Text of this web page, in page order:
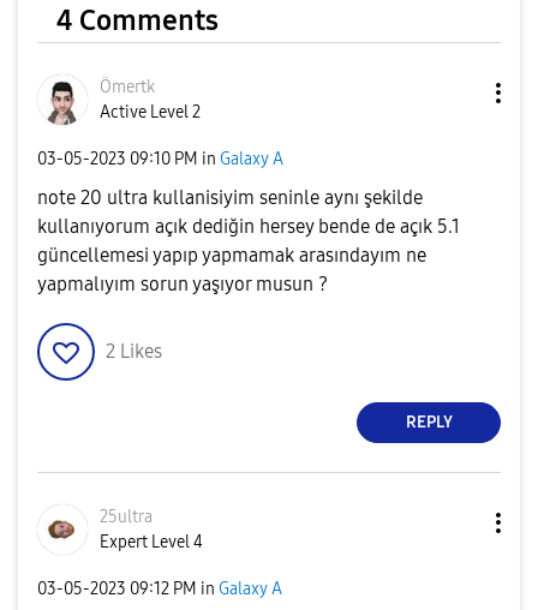
4 Comments
Ömertk
Active Level 2
‎03-05-2023 09:10 PM in Galaxy A
note 20 ultra kullanisiyim seninle aynı şekilde
kullanıyorum açık dediğin hersey bende de açık 5.1
güncellemesi yapıp yapmamak arasındayım ne
yapmalıyım sorun yaşıyor musun ?
2 Likes
REPLY
25ultra
Expert Level 4
‎03-05-2023 09:12 PM in Galaxy A